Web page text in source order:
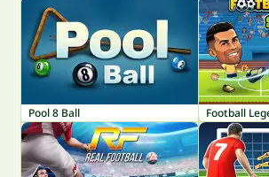
Pool 8 Ball Football